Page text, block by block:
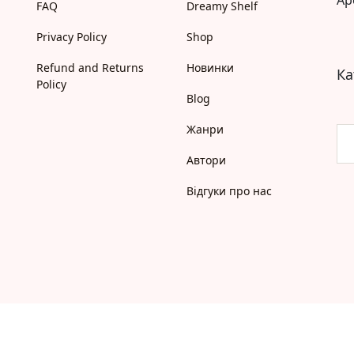
Мої бажанки
Адреси
Платіжні методи
Відгуки про нас
FAQ
Privacy Policy
Refund and Returns
Policy
Dreamy Shelf
Shop
Новинки
Blog
Жанри
Автори
Відгуки про нас